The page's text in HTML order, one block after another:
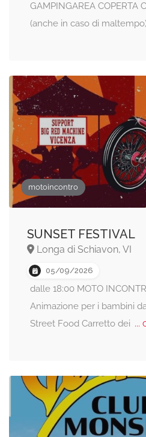
GAMPINGAREA COPERTA
(anche in caso di
motoincontro
SUNSET FESTIVAL
Longa di Schiavon, VI
05/09/2026
dalle 18:00 MOTO
Animazione per i bambini
Street Food Carretto dei ...